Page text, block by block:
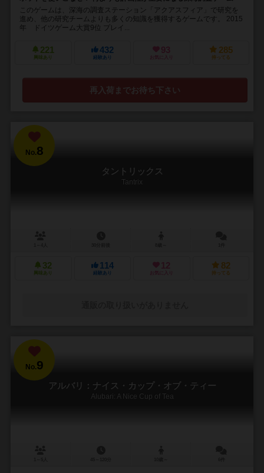
このゲームは、深海の調査ステーション「アクアスフィア」で研究を
進め、他の研究チームよりも多くの知識を獲得するゲームです。 2015
年 ドイツゲーム大賞9位 プレイ...
221
興味あり
432
経験あり
93
お気に入り
285
持ってる
再入荷までお待ち下さい
No.8
タントリックス
Tantrix
32
興味あり
114
経験あり
12
お気に入り
82
持ってる
No.9
アルバリ：ナイス・カップ・オブ・ティー
Alubari: A Nice Cup of Tea